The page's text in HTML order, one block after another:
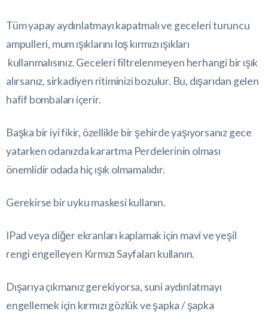
Tüm yapay aydınlatmayı kapatmalı ve geceleri turuncu
ampulleri, mum ışıklarını loş kırmızı ışıkları
kullanmalısınız. Geceleri filtrelenmeyen herhangi bir ışık
alırsanız, sirkadiyen ritiminizi bozulur. Bu, dışarıdan gelen
hafif bombaları içerir.
Başka bir iyi fikir, özellikle bir şehirde yaşıyorsanız gece
yatarken odanızda karartma Perdelerinin olması
önemlidir odada hiç ışık olmamalıdır.
Gerekirse bir uyku maskesi kullanın.
IPad veya diğer ekranları kaplamak için mavi ve yeşil
rengi engelleyen Kırmızı Sayfaları kullanın.
Dışarıya çıkmanız gerekiyorsa, suni aydınlatmayı
engellemek için kırmızı gözlük ve şapka / şapka